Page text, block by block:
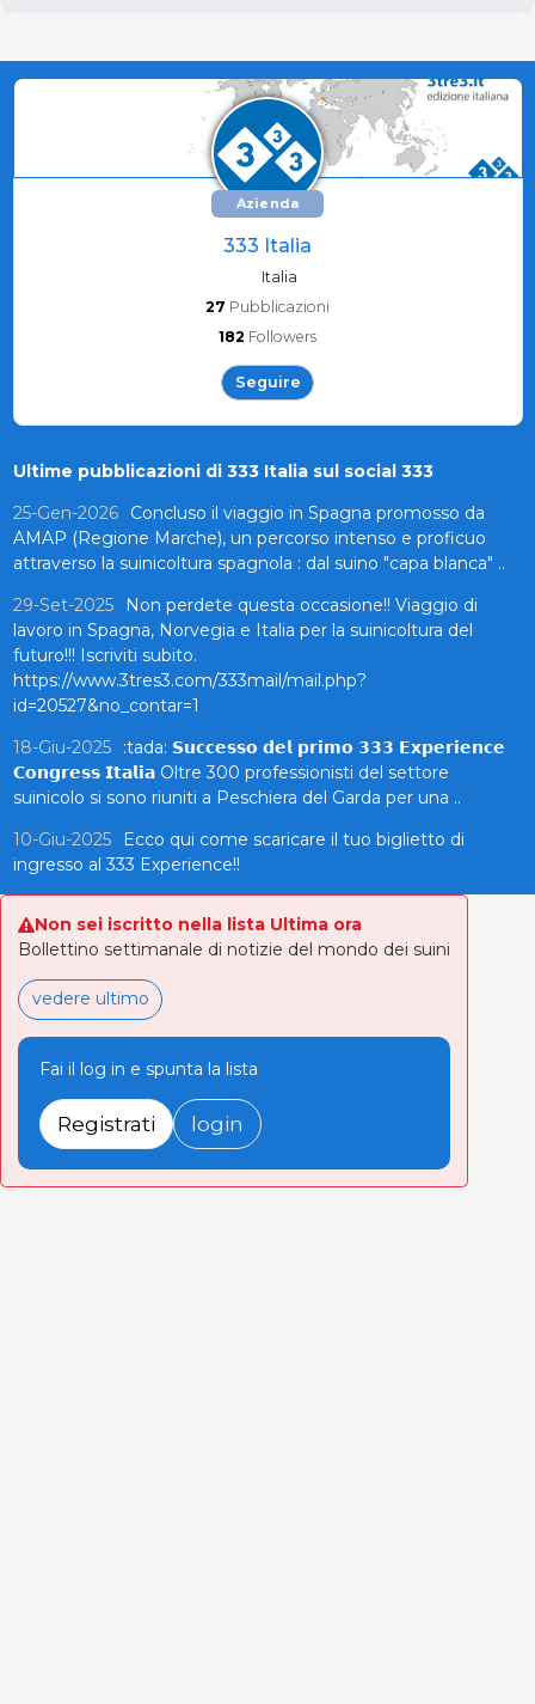
Azienda
333 Italia
Italia
27 Pubblicazioni
182 Followers
Seguire
Ultime pubblicazioni di 333 Italia sul social 333
25-Gen-2026
Concluso il viaggio in Spagna promosso da
AMAP (Regione Marche), un percorso intenso e proficuo
attraverso la suinicoltura spagnola : dal suino "capa blanca" ..
29-Set-2025
Non perdete questa occasione!! Viaggio di
lavoro in Spagna, Norvegia e Italia per la suinicoltura del
futuro!!! Iscriviti subito.
https://www.3tres3.com/333mail/mail.php?
id=20527&no_contar=1
18-Giu-2025
:tada: 𝗦𝘂𝗰𝗰𝗲𝘀𝘀𝗼 𝗱𝗲𝗹 𝗽𝗿𝗶𝗺𝗼 𝟯𝟯𝟯 𝗘𝘅𝗽𝗲𝗿𝗶𝗲𝗻𝗰𝗲
𝗖𝗼𝗻𝗴𝗿𝗲𝘀𝘀 𝗜𝘁𝗮𝗹𝗶𝗮 Oltre 300 professionisti del settore
suinicolo si sono riuniti a Peschiera del Garda per una ..
10-Giu-2025
Ecco qui come scaricare il tuo biglietto di
ingresso al 333 Experience!!
Non sei iscritto nella lista Ultima ora
Bollettino settimanale di notizie del mondo dei suini
vedere ultimo
Fai il log in e spunta la lista
Registrati login